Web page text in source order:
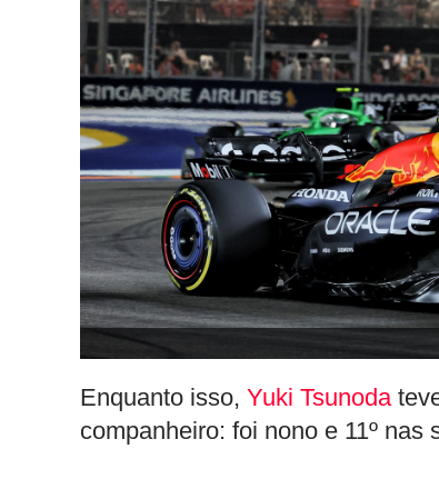
Enquanto isso, Yuki Tsunoda
companheiro: foi nono e 11º nas